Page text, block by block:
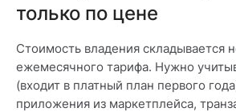
только по цене
Стоимость владения складывается
ежемесячного тарифа. Нужно
(входит в платный план первого
приложения из маркетплейса,